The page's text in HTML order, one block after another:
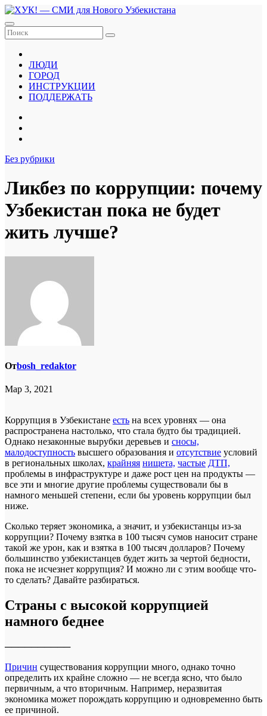
Перейти
к
содержанию
ЛЮДИ
ГОРОД
ИНСТРУКЦИИ
ПОДДЕРЖАТЬ
Без рубрики
Ликбез по коррупции: почему
Узбекистан пока не будет
жить лучше?
Отbosh_redaktor
Мар 3, 2021
Коррупция в Узбекистане есть на всех уровнях — она
распространена настолько, что стала будто бы традицией.
Однако незаконные вырубки деревьев и сносы,
малодоступность высшего образования и отсутствие условий
в региональных школах, крайняя нищета, частые ДТП,
проблемы в инфраструктуре и даже рост цен на продукты —
все эти и многие другие проблемы существовали бы в
намного меньшей степени, если бы уровень коррупции был
ниже.
Сколько теряет экономика, а значит, и узбекистанцы из-за
коррупции? Почему взятка в 100 тысяч сумов наносит стране
такой же урон, как и взятка в 100 тысяч долларов? Почему
большинство узбекистанцев будет жить за чертой бедности,
пока не исчезнет коррупция? И можно ли с этим вообще что-
то сделать? Давайте разбираться.
Страны с высокой коррупцией
намного беднее
──────────
Причин существования коррупции много, однако точно
определить их крайне сложно — не всегда ясно, что было
первичным, а что вторичным. Например, неразвитая
экономика может порождать коррупцию и одновременно быть
ее причиной.